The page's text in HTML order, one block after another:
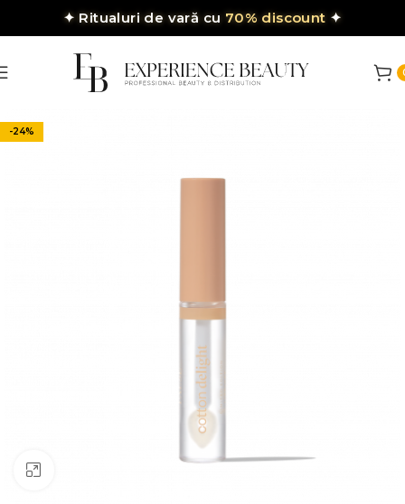
✦ Ritualuri de vară cu 70% discount ✦
-24%